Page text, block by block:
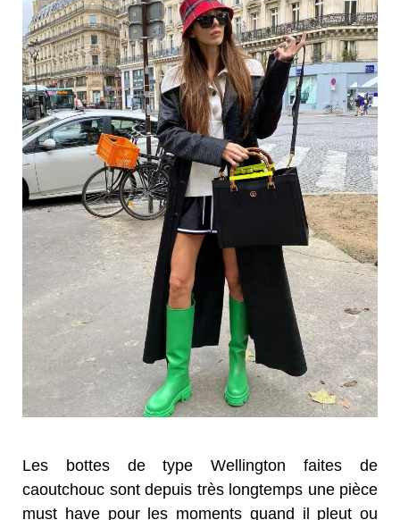
Les bottes de type Wellington faites de
caoutchouc sont depuis très longtemps une pièce
must have pour les moments quand il pleut ou